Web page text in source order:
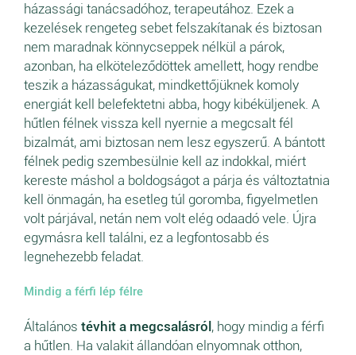
házassági tanácsadóhoz, terapeutához. Ezek a
kezelések rengeteg sebet felszakítanak és biztosan
nem maradnak könnycseppek nélkül a párok,
azonban, ha elköteleződöttek amellett, hogy rendbe
teszik a házasságukat, mindkettőjüknek komoly
energiát kell belefektetni abba, hogy kibéküljenek. A
hűtlen félnek vissza kell nyernie a megcsalt fél
bizalmát, ami biztosan nem lesz egyszerű. A bántott
félnek pedig szembesülnie kell az indokkal, miért
kereste máshol a boldogságot a párja és változtatnia
kell önmagán, ha esetleg túl goromba, figyelmetlen
volt párjával, netán nem volt elég odaadó vele. Újra
egymásra kell találni, ez a legfontosabb és
legnehezebb feladat.
Mindig a férfi lép félre
Általános tévhit a megcsalásról , hogy mindig a férfi
a hűtlen. Ha valakit állandóan elnyomnak otthon,